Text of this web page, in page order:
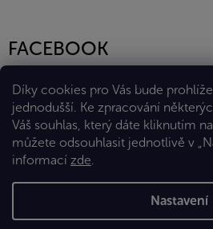
Díky cookies pro Vás bude
jednodušší. Ke zpracování
Váš souhlas, který dáte kliknutím
můžete odsouhlasit jednotlivě v
informací zde.
Nastavení
FACEBOOK
Vytvořil